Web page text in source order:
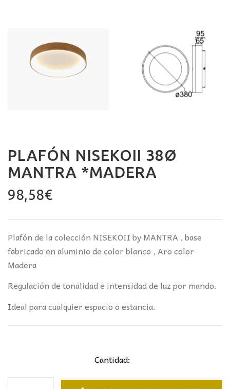
PLAFÓN NISEKOII 38Ø
MANTRA *MADERA
98,58€
Plafón de la colección NISEKOII by MANTRA , base
fabricado en aluminio de color blanco , Aro color
Madera
Regulación de tonalidad e intensidad de luz por mando.
Ideal para cualquier espacio o estancia.
Cantidad: